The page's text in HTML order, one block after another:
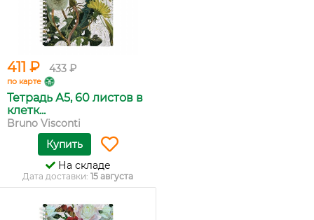
411 ₽ 433 ₽
по карте
Тетрадь А5, 60 листов в
клетк...
Bruno Visconti
Купить
На складе
Дата доставки: 15 августа